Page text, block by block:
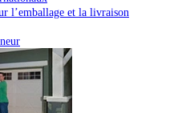
l’emballage et la livraison